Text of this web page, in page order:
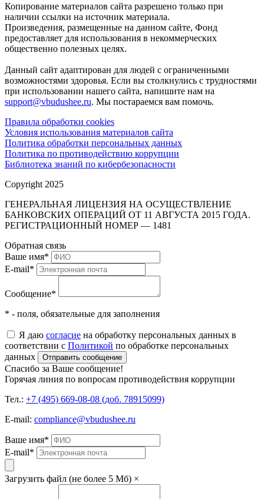
Копирование материалов сайта разрешено только при
наличии ссылки на источник материала.
Произведения, размещенные на данном сайте, Фонд
предоставляет для использования в некоммерческих
общественно полезных целях.
Данный сайт адаптирован для людей с ограниченными
возможностями здоровья. Если вы столкнулись с трудностями
при использовании нашего сайта, напишите нам на
support@vbudushee.ru. Мы постараемся вам помочь.
Правила обработки cookies
Условия использования материалов сайта
Политика обработки персональных данных
Политика по противодействию коррупции
Библиотека знаний по кибербезопасности
Copyright 2025
ГЕНЕРАЛЬНАЯ ЛИЦЕНЗИЯ НА ОСУЩЕСТВЛЕНИЕ
БАНКОВСКИХ ОПЕРАЦИЙ ОТ 11 АВГУСТА 2015 ГОДА.
РЕГИСТРАЦИОННЫЙ НОМЕР — 1481
Обратная связь
Ваше имя*
E-mail*
Сообщение*
* - поля, обязательные для заполнения
Я даю согласие на обработку персональных данных в
соответствии с Политикой по обработке персональных
данных
Отправить сообщение
Спасибо за Ваше сообщение!
Горячая линия по вопросам противодействия коррупции
Тел.: +7 (495) 669-08-08 (доб. 78915099)
E-mail: compliance@vbudushee.ru
Ваше имя*
E-mail*
Загрузить файл (не более 5 Мб) ×